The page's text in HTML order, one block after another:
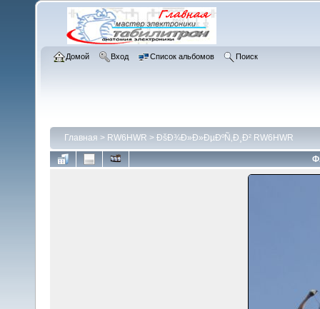
Домой Вход Список альбомов Поиск
Главная > RW6HWR > ÐšÐ¾Ð»Ð»ÐµÐºÑ‚Ð¸Ð² RW6HWR